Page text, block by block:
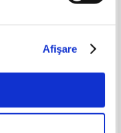
Afişare-35%